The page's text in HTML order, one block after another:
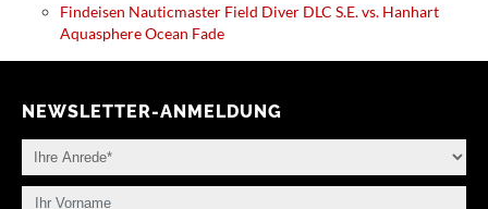
Findeisen Nauticmaster Field Diver DLC S.E. vs. Hanhart
Aquasphere Ocean Fade
NEWSLETTER-ANMELDUNG